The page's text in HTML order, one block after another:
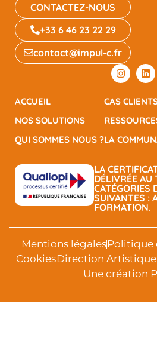
CONTACTEZ-NOUS
+33 6 46 23 22 29
contact@impul-c.fr
ACCUEIL
NOS SOLUTIONS
QUI SOMMES NOUS ?
CAS
LA
LA
DÉLIVRÉE AU
CATÉGORIES
SUIVANTES :
FORMATION.
Mentions légalesPolitique
CookiesDirection
Une création